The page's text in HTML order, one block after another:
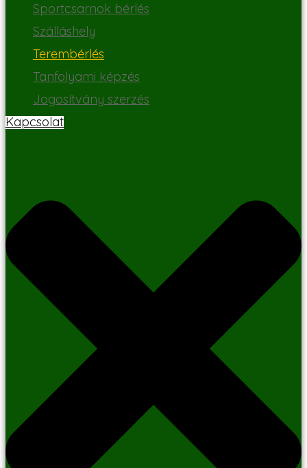
Sportcsarnok bérlés
Szálláshely
Terembérlés
Tanfolyami képzés
Jogosítvány szerzés
Kapcsolat